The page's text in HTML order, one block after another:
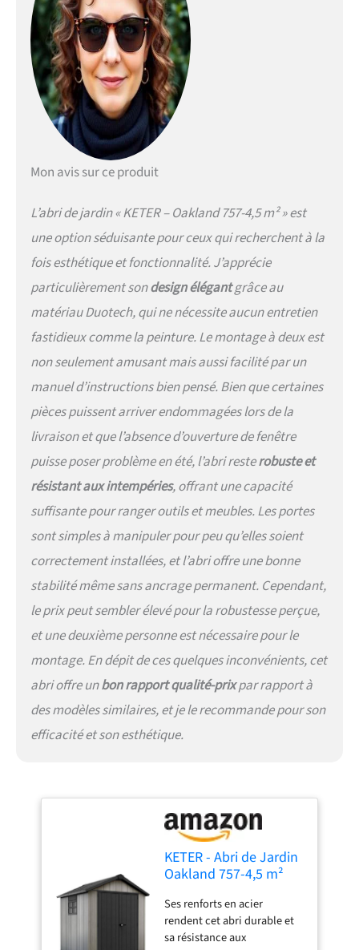
objets les plus lourds. Cet
abri de style a également un
plafond suffisamment haut
pour permettre à un adulte
de se déplacer librement à
l'intérieur. Cet abri est facile
à assembler grâce à ses
panneaux à rainure et
Mon avis sur ce produit
L’abri de jardin « KETER – Oakland 757-4,5 m² » est
une option séduisante pour ceux qui recherchent à la
fois esthétique et fonctionnalité. J’apprécie
particulièrement sondesign élégantgrâce au
matériau Duotech, qui ne nécessite aucun entretien
fastidieux comme la peinture. Le montage à deux est
non seulement amusant mais aussi facilité par un
manuel d’instructions bien pensé. Bien que certaines
pièces puissent arriver endommagées lors de la
livraison et que l’absence d’ouverture de fenêtre
puisse poser problème en été, l’abri resterobuste et
résistant aux intempéries, offrant une capacité
suffisante pour ranger outils et meubles. Les portes
sont simples à manipuler pour peu qu’elles soient
correctement installées, et l’abri offre une bonne
stabilité même sans ancrage permanent. Cependant,
le prix peut sembler élevé pour la robustesse perçue,
et une deuxième personne est nécessaire pour le
montage. En dépit de ces quelques inconvénients, cet
abri offre unbon rapport qualité-prixpar rapport à
des modèles similaires, et je le recommande pour son
efficacité et son esthétique.
KETER - Abri de Jardin
Oakland 757-4,5 m²
Ses renforts en acier
rendent cet abri durable et
sa résistance aux